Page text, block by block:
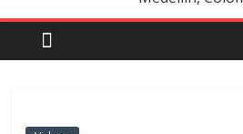
Colombia
|
Revistas